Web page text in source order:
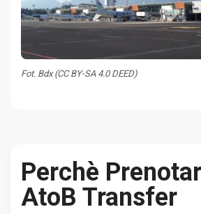
Fot. Bdx (CC BY-SA 4.0 DEED)
Perchè
AtoB Transfer